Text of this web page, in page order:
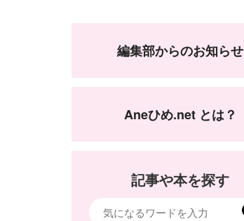
編集部からのお知らせ
Aneひめ.net とは？
記事や本を探す